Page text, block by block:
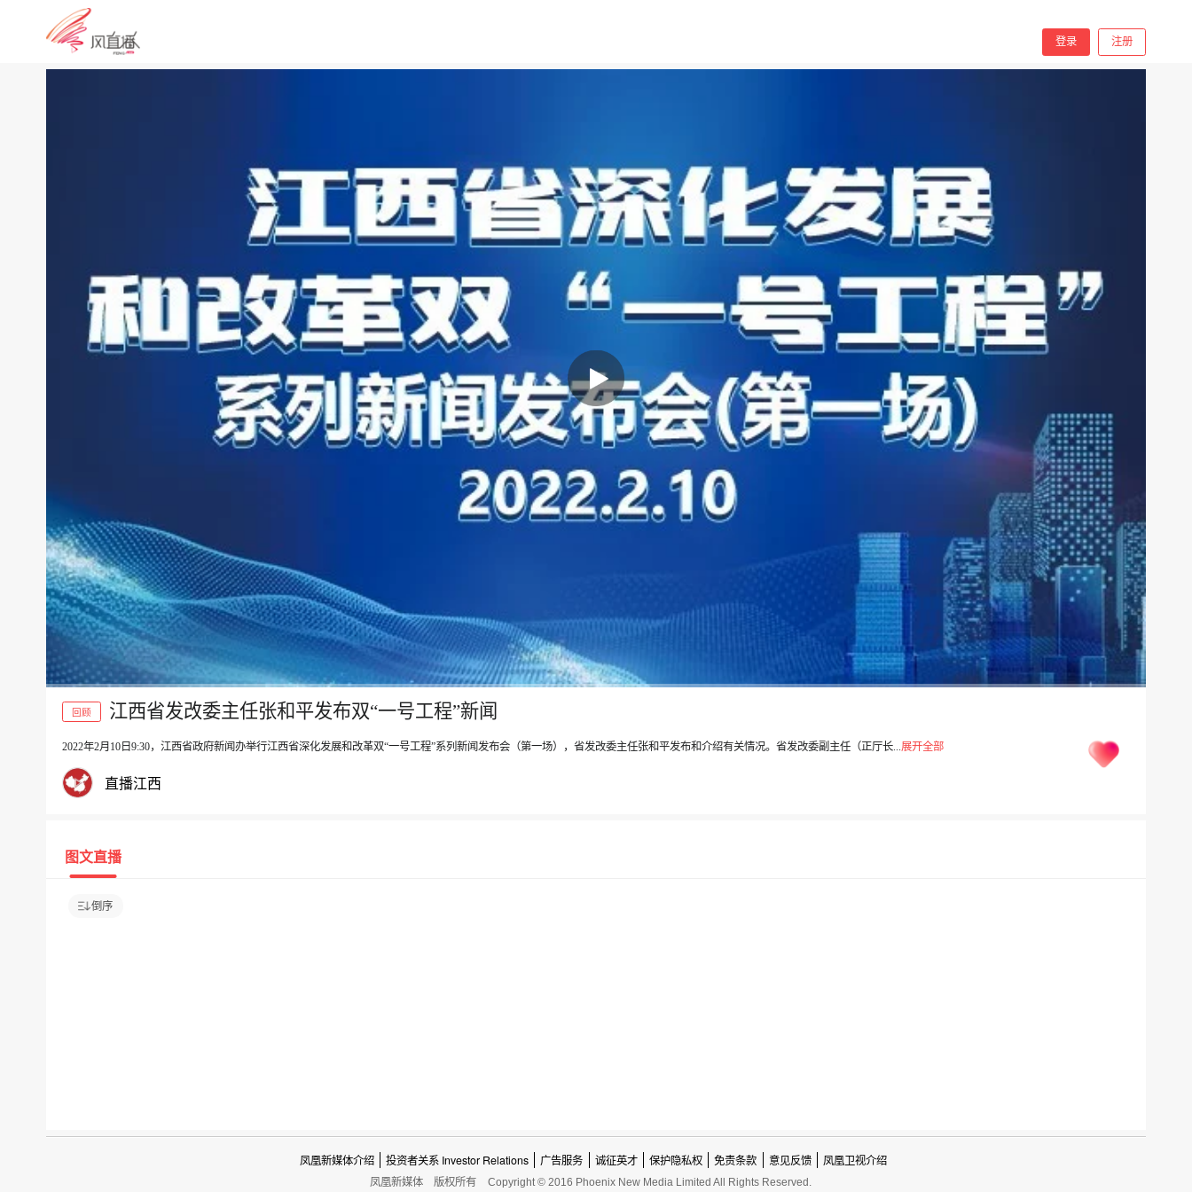
登录 注册
00:00
回顾 江西省发改委主任张和平发布双“一号工程”新闻
2022年2月10日9:30，江西省政府新闻办举行江西省深化发展和改革双“一号工程”系列新闻发布会（第一场），省发改委主任张和平发布和介绍有关情况。省发改委副主任（正厅长... 展开全部
直播江西
图文直播
倒序
凤凰新媒体介绍 投资者关系 Investor Relations 广告服务 诚征英才 保护隐私权 免责条款 意见反馈 凤凰卫视介绍
凤凰新媒体 版权所有 Copyright © 2016 Phoenix New Media Limited All Rights Reserved.